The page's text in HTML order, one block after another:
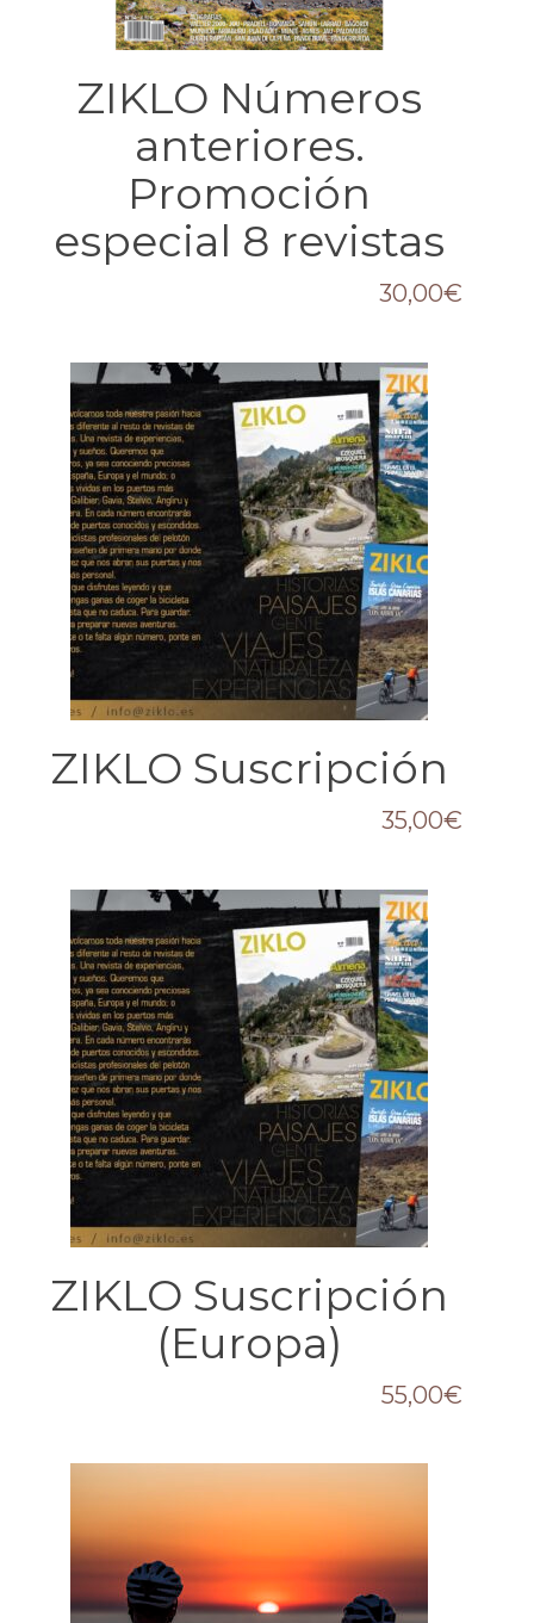
ZIKLO Números
anteriores.
Promoción
especial 8 revistas
30,00€
ZIKLO Suscripción
35,00€
ZIKLO Suscripción
(Europa)
55,00€